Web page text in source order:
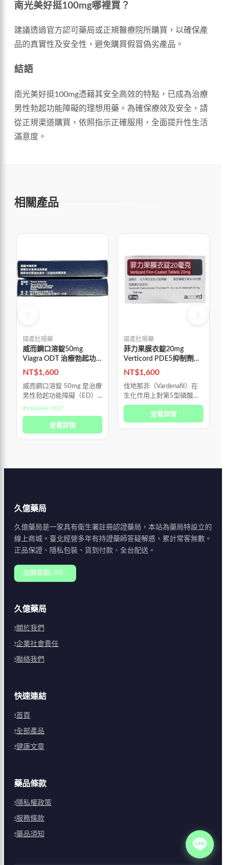
南光美好挺100mg哪裡買？
建議透過官方認可藥局或正規醫療院所購買，以確保產
品的真實性及安全性，避免購買假冒偽劣產品。
結語
南光美好挺100mg憑藉其安全高效的特點，已成為治療
男性勃起功能障礙的理想用藥。為確保療效及安全，請
從正規渠道購買，依照指示正確服用，全面提升性生活
滿意度。
相關產品
國產壯陽藥
威而鋼口溶錠50mg
Viagra ODT 治療勃起功
能障礙
NT$1,600
威而鋼口溶錠 50mg 是治療
男性勃起功能障礙（ED）
的專用口服藥物，並非荷爾
蒙製劑，也不是所謂的「春
藥」。 它的作用機轉是選
擇性放鬆陰莖海綿體中的血
#VIAGRA ODT
查看詳情
國產壯陽藥
菲力果膜衣錠20mg
Verticord PDE5抑制劑改
善性功能障礙 吉富生產
NT$1,600
伐地那非（Vardenafil）在
生化作用上對第5型磷酸二
酯酶（PDE5）的選擇性比
西地那非（Sildenafil）高出
近十倍，因此能以較低劑量
查看詳情
久億藥局
久億藥局是一家具有衛生署註冊認證藥局，本站為藥局特設立的
線上商城。臺北經營多年有持證藥師答疑解惑，累計常客無數。
正品保證、隱私包裝、貨到付款、全台配送。
加賴客服LINE ›
久億藥局
關於我們
企業社會責任
聯絡我們
快速連結
首頁
全部產品
健康文章
藥品條款
隱私權政策
服務條款
藥品須知